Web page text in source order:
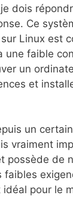
dois
Ce
Linux est
une faible
un
et
un
vraiment
possède de
faibles
pour le